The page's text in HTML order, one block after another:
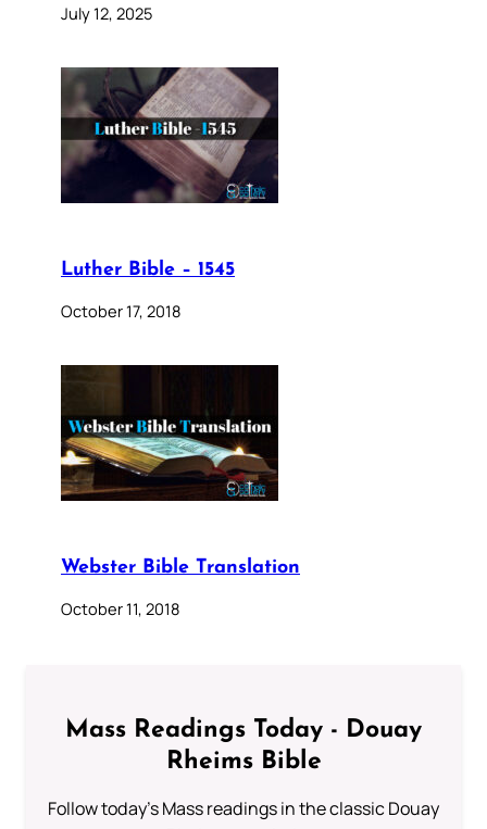
July 12, 2025
Luther Bible – 1545
October 17, 2018
Webster Bible Translation
October 11, 2018
Mass Readings Today - Douay
Rheims Bible
Follow today's Mass readings in the classic Douay